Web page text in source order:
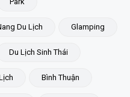
Du Lịch Glamping
Du Lịch Sinh Thái
Bình Thuận